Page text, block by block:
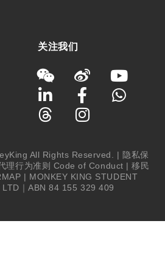
关注我们
All Rights Reserved. | 隐私保
理行为准则 Code of Conduct |移民
| MONKEY KING STUDENT
｜ABN 84 155 329 409